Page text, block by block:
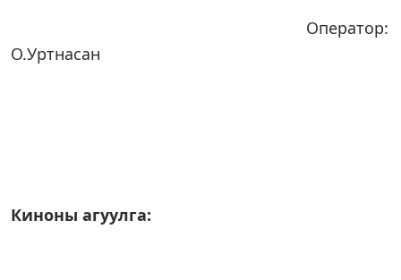
Оператор:
О.Уртнасан
Киноны агуулга: